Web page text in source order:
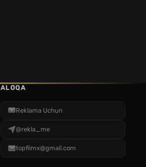
ALOQA
Reklama Uchun
@rekla_me
topfilmx@gmail.com